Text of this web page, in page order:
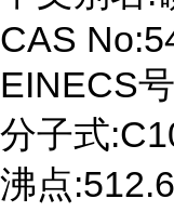
CAS
EINECS
分子式
沸点